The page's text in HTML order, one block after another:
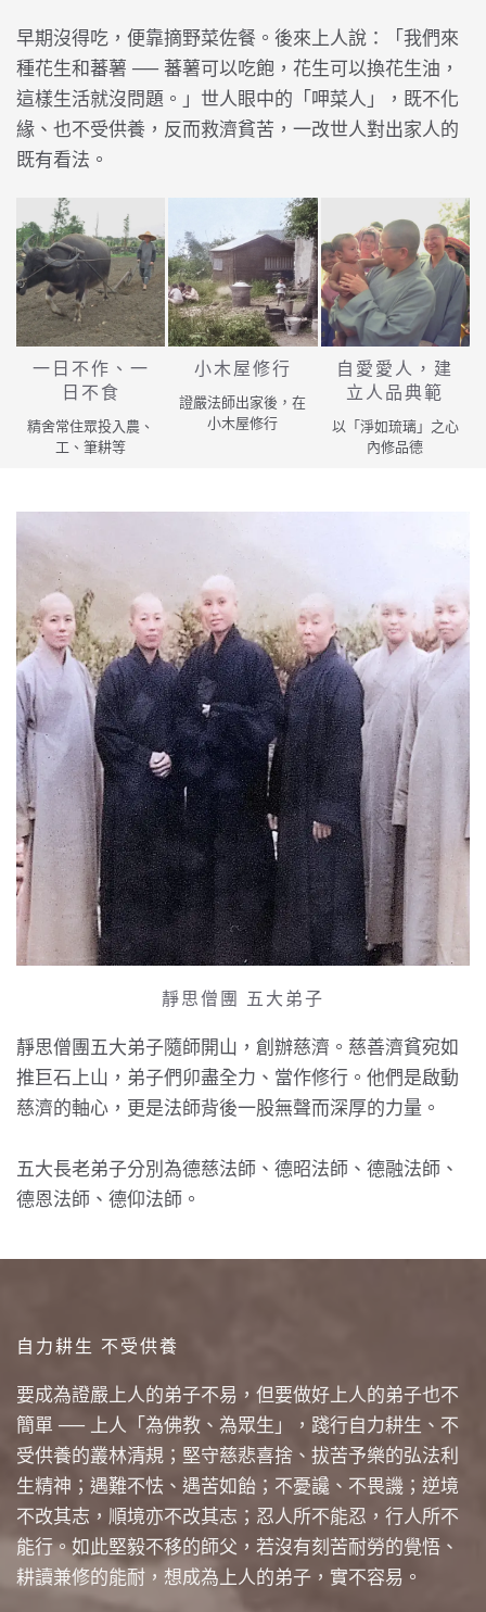
早期沒得吃，便靠摘野菜佐餐。後來上人說：「我們來
種花生和蕃薯 ── 蕃薯可以吃飽，花生可以換花生油，
這樣生活就沒問題。」世人眼中的「呷菜人」，既不化
緣、也不受供養，反而救濟貧苦，一改世人對出家人的
既有看法。
一日不作、一
日不食
精舍常住眾投入農、
工、筆耕等
小木屋修行
證嚴法師出家後，在
小木屋修行
自愛愛人，建
立人品典範
以「淨如琉璃」之心
內修品德
靜思僧團 五大弟子
靜思僧團五大弟子隨師開山，創辦慈濟。慈善濟貧宛如
推巨石上山，弟子們卯盡全力、當作修行。他們是啟動
慈濟的軸心，更是法師背後一股無聲而深厚的力量。
五大長老弟子分別為德慈法師、德昭法師、德融法師、
德恩法師、德仰法師。
自力耕生 不受供養
要成為證嚴上人的弟子不易，但要做好上人的弟子也不
簡單 ── 上人「為佛教、為眾生」，踐行自力耕生、不
受供養的叢林清規；堅守慈悲喜捨、拔苦予樂的弘法利
生精神；遇難不怯、遇苦如飴；不憂讒、不畏譏；逆境
不改其志，順境亦不改其志；忍人所不能忍，行人所不
能行。如此堅毅不移的師父，若沒有刻苦耐勞的覺悟、
耕讀兼修的能耐，想成為上人的弟子，實不容易。